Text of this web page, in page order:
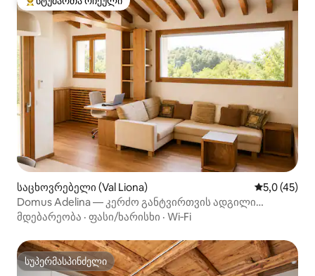
სტუმართა რჩეული მოწინავე ვარიანტი
საცხოვრებელი (Val Liona) საშუალო
5,0 (45)
Domus Adelina — კერძო განტვირთვის ადგილი
ბუნებასა და ველნესში
მდებარეობა · ფასი/ხარისხი · Wi‑Fi
სუპერმასპინძელი
სუპერმასპინძელი